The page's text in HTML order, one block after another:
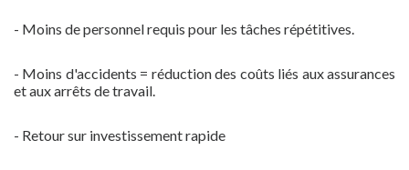
- Moins de personnel requis pour les tâches répétitives.
- Moins d'accidents = réduction des coûts liés aux assurances
et aux arrêts de travail.
- Retour sur investissement rapide